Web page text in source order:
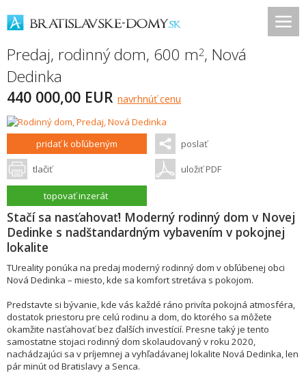
Predaj, rodinný dom, 600 m2, Nová
Dedinka
440 000,00 EUR navrhnúť cenu
pridať k obľúbeným poslať
tlačiť uložiť PDF
topovať inzerát
Stačí sa nasťahovať! Moderný rodinný dom v Novej
Dedinke s nadštandardným vybavením v pokojnej
lokalite
TUreality ponúka na predaj moderný rodinný dom v obľúbenej obci
Nová Dedinka – miesto, kde sa komfort stretáva s pokojom.
Predstavte si bývanie, kde vás každé ráno privíta pokojná atmosféra,
dostatok priestoru pre celú rodinu a dom, do ktorého sa môžete
okamžite nasťahovať bez ďalších investícií. Presne taký je tento
samostatne stojaci rodinný dom skolaudovaný v roku 2020,
nachádzajúci sa v príjemnej a vyhľadávanej lokalite Nová Dedinka, len
pár minút od Bratislavy a Senca.